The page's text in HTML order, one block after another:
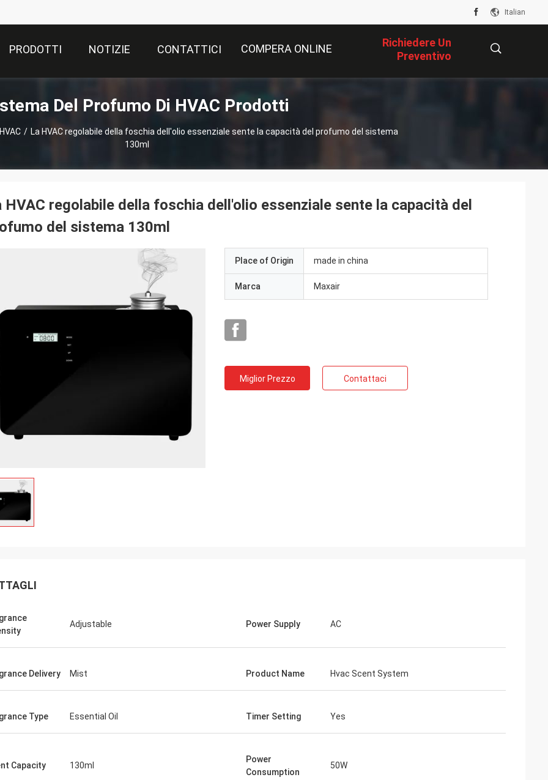
Italian
PRODOTTI NOTIZIE CONTATTICI COMPERA ONLINE
Richiedere Un
Preventivo
Del Profumo Di HVAC Prodotti
/ La HVAC regolabile della foschia dell'olio essenziale sente la capacità del profumo del sistema
130ml
HVAC regolabile della foschia dell'olio essenziale sente la capacità del
del sistema 130ml
Place of Origin made in china
Marca Maxair
Miglior Prezzo Contattaci
Adjustable Power Supply AC
Delivery Mist Product Name Hvac Scent System
Type Essential Oil Timer Setting Yes
Capacity 130ml
Power
Consumption
50W